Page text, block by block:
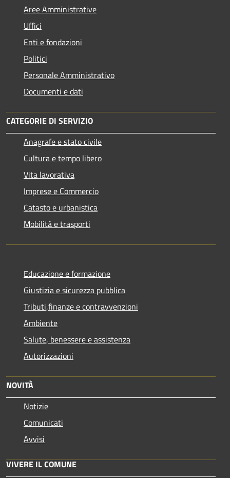
Aree Amministrative
Uffici
Enti e fondazioni
Politici
Personale Amministrativo
Documenti e dati
CATEGORIE DI SERVIZIO
Anagrafe e stato civile
Cultura e tempo libero
Vita lavorativa
Imprese e Commercio
Catasto e urbanistica
Mobilità e trasporti
Educazione e formazione
Giustizia e sicurezza pubblica
Tributi,finanze e contravvenzioni
Ambiente
Salute, benessere e assistenza
Autorizzazioni
NOVITÀ
Notizie
Comunicati
Avvisi
VIVERE IL COMUNE